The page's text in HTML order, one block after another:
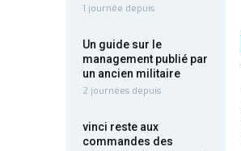
1 journée depuis
Un guide sur le
management publié par
un ancien militaire
2 journées depuis
vinci reste aux
commandes des